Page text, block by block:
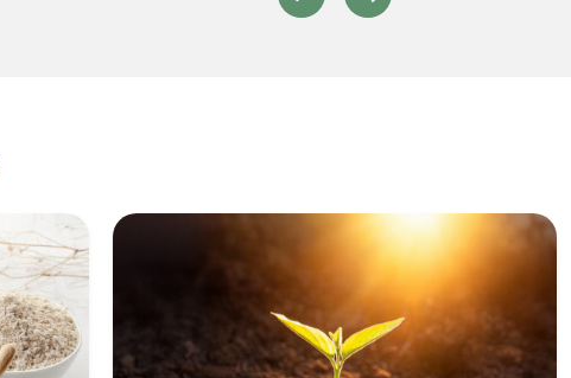
PrécédentSuivant